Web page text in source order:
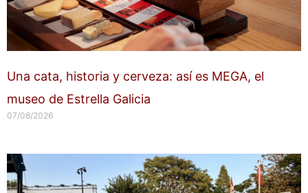
Una cata, historia y cerveza: así es MEGA, el
museo de Estrella Galicia
07/08/2026